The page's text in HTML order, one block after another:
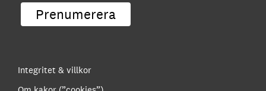
Prenumerera
Integritet & villkor